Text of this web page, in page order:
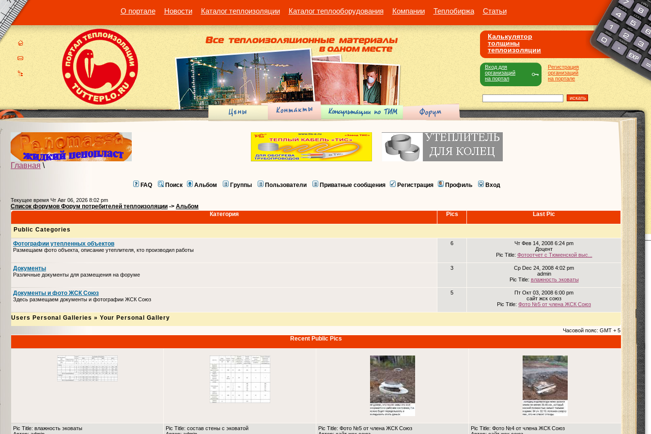
О портале Новости Каталог теплоизоляции Каталог теплооборудования Компании Теплобиржа Статьи
Калькулятор
толщины
теплоизоляции
Регистрация
организаций
на портале
Вход для
организаций
на портал
Главная \
FAQ Поиск Альбом Группы Пользователи Приватные сообщения Регистрация Профиль Вход
Текущее время Чт Авг 06, 2026 8:02 pm
Список форумов Форум потребителей теплоизоляции -> Альбом
Категория
Pics Last Pic
Public Categories
Фотографии утепленных объектов
Размещаем фото объекта, описание утеплителя, кто производил работы
6
Чт Фев 14, 2008 6:24 pm
Доцент
Pic Title: Фотоотчет с Тюменской выс...
Документы
Различные документы для размещения на форуме
3
Ср Dec 24, 2008 4:02 pm
admin
Pic Title: влажность эковаты
Документы и фото ЖСК Союз
Здесь размещаем документы и фотографии ЖСК Союз
5
Пт Окт 03, 2008 6:00 pm
сайт жск союз
Pic Title: Фото №5 от члена ЖСК Союз
Users Personal Galleries » Your Personal Gallery
Часовой пояс: GMT + 5
Recent Public Pics
Pic Title: влажность эковаты
Pic Title: состав стены с эковатой
Pic Title: Фото №5 от члена ЖСК Союз
Pic Title: Фото №4 от члена ЖСК Союз